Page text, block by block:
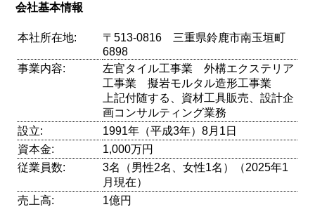
会社基本情報
本社所在地:
〒513-0816 三重県鈴鹿市南玉垣町
6898
事業内容:
左官タイル工事業 外構エクステリア
工事業 擬岩モルタル造形工事業
上記付随する、資材工具販売、設計企
画コンサルティング業務
設立:
1991年（平成3年）8月1日
資本金:
1,000万円
従業員数:
3名（男性2名、女性1名）（2025年1
月現在）
売上高:
1億円